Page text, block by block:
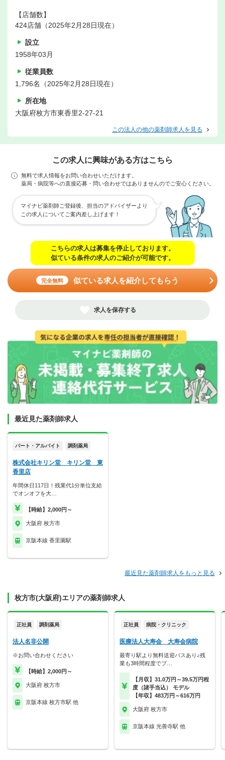
【店舗数】
424店舗（2025年2月28日現在）
設立
1958年03月
従業員数
1,796名（2025年2月28日現在）
所在地
大阪府枚方市東香里2-27-21
この法人の他の薬剤師求人を見る
この求人に興味がある方はこちら
無料で求人情報をお問い合わせいただけます。
薬局・病院等への直接応募・問い合わせではありませんのでご安心ください。
マイナビ薬剤師ご登録後、担当のアドバイザーより
この求人についてご案内差し上げます！
こちらの求人は募集を停止しております。
似ている条件の求人のご紹介が可能です。
完全無料 似ている求人を紹介してもらう
求人を保存する
最近見た薬剤師求人
パート・アルバイト 調剤薬局
株式会社キリン堂 キリン堂 東
香里店
年間休日117日！残業代1分単位支給
でオンオフを大…
【時給】2,000円～
大阪府 枚方市
京阪本線 香里園駅
最近見た薬剤師求人をもっと見る
枚方市(大阪府)エリアの薬剤師求人
正社員 調剤薬局
法人名非公開
※お問い合わせください
【時給】2,000円～
大阪府 枚方市
京阪本線 枚方市駅 他
正社員 病院・クリニック
医療法人大寿会 大寿会病院
最寄り駅より無料送迎バスあり♪残
業も3時間程度でプ…
【月収】31.0万円～39.5万円程
度（諸手当込） モデル
【年収】483万円～616万円
大阪府 枚方市
京阪本線 光善寺駅 他